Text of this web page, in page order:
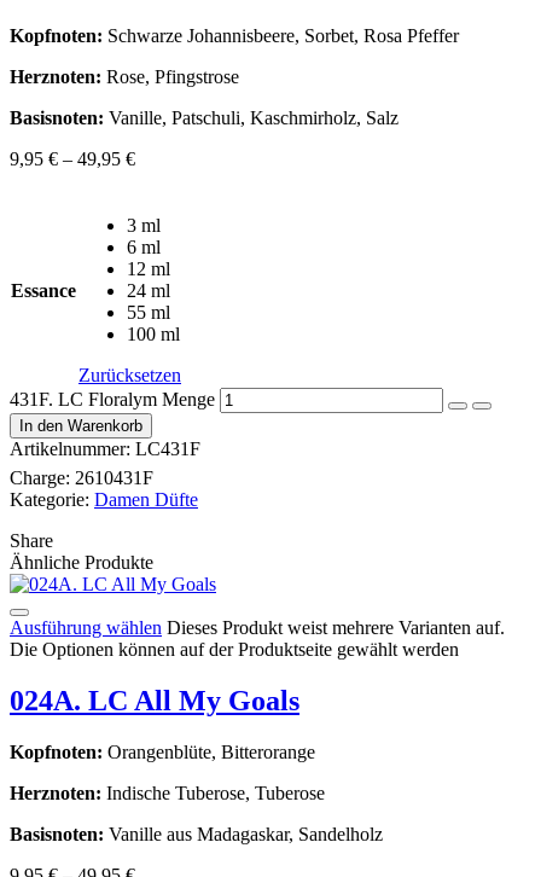
Kopfnoten: Schwarze Johannisbeere, Sorbet, Rosa Pfeffer
Herznoten: Rose, Pfingstrose
Basisnoten: Vanille, Patschuli, Kaschmirholz, Salz
9,95 € – 49,95 €
Essance
3 ml
6 ml
12 ml
24 ml
55 ml
100 ml
Zurücksetzen
431F. LC Floralym Menge
In den Warenkorb
Artikelnummer: LC431F
Charge: 2610431F
Kategorie: Damen Düfte
Share
Ähnliche Produkte
Ausführung wählen Dieses Produkt weist mehrere Varianten auf.
Die Optionen können auf der Produktseite gewählt werden
024A. LC All My Goals
Kopfnoten: Orangenblüte, Bitterorange
Herznoten: Indische Tuberose, Tuberose
Basisnoten: Vanille aus Madagaskar, Sandelholz